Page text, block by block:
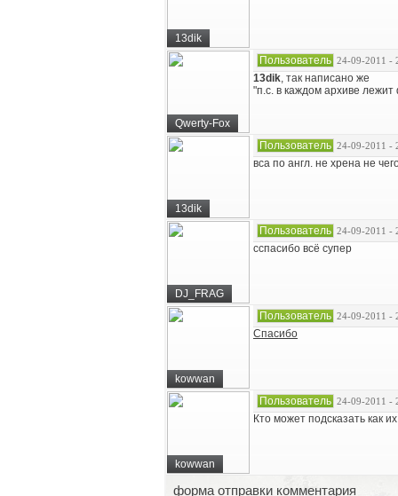
13dik
Qwerty-Fox
Пользователь 24-09-2011 -
13dik, так написано же
"п.с. в каждом архиве лежит
13dik
Пользователь 24-09-2011 -
вса по англ. не хрена не
DJ_FRAG
Пользователь 24-09-2011 -
сспасибо всё супер
kowwan
Пользователь 24-09-2011 -
Спасибо
kowwan
Пользователь 24-09-2011 -
Кто может подсказать как
форма отправки комментария